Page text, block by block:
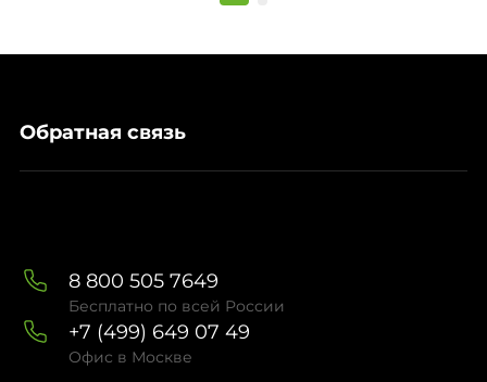
Обратная связь
8 800 505 7649
Бесплатно по всей России
+7 (499) 649 07 49
Офис в Москве